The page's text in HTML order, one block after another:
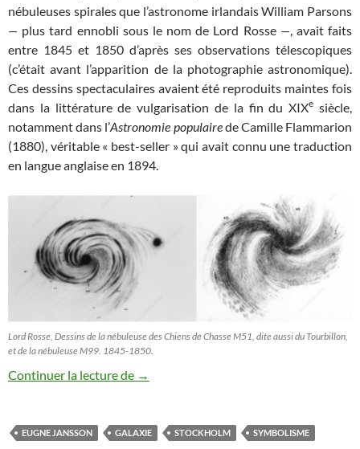
nébuleuses spirales que l’astronome irlandais William Parsons
— plus tard ennobli sous le nom de Lord Rosse — , avait faits
entre 1845 et 1850 d’après ses observations télescopiques
(c’était avant l’apparition de la photographie astronomique).
Ces dessins spectaculaires avaient été reproduits maintes fois
dans la littérature de vulgarisation de la fin du XIXe siècle,
notamment dans l’Astronomie populairede Camille Flammarion
(1880), véritable « best-seller » qui avait connu une traduction
en langue anglaise en 1894.
Lord Rosse, Dessins de la nébuleuse des Chiens de Chasse M51, dite aussi du Tourbillon,
et de la nébuleuse M99. 1845-1850.
Continuer la lecture de Les nocturnes suédois d’Eugène Jansson
→
EUGNE JANSSON GALAXIE STOCKHOLM SYMBOLISME